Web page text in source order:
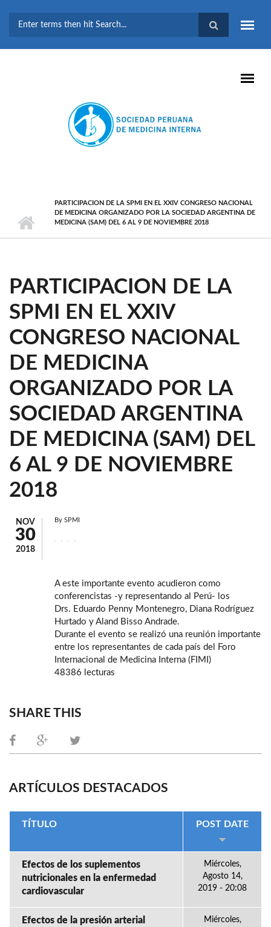
BÚSQUEDA
PARTICIPACION DE LA SPMI EN EL XXIV CONGRESO NACIONAL
DE MEDICINA ORGANIZADO POR LA SOCIEDAD ARGENTINA DE
MEDICINA (SAM) DEL 6 AL 9 DE NOVIEMBRE 2018
PARTICIPACION DE LA
SPMI EN EL XXIV
CONGRESO NACIONAL
DE MEDICINA
ORGANIZADO POR LA
SOCIEDAD ARGENTINA
DE MEDICINA (SAM) DEL
6 AL 9 DE NOVIEMBRE
2018
NOV
30
2018
By SPMI
A este importante evento acudieron como
conferencistas -y representando al Perú- los
Drs. Eduardo Penny Montenegro, Diana Rodríguez
Hurtado y Aland Bisso Andrade.
Durante el evento se realizó una reunión importante
entre los representantes de cada país del Foro
Internacional de Medicina Interna (FIMI)
48386 lecturas
SHARE THIS
ARTÍCULOS DESTACADOS
TÍTULO POST DATE
Efectos de los suplementos
nutricionales en la enfermedad
cardiovascular
Miércoles,
Agosto 14,
2019 - 20:08
Efectos de la presión arterial
Miércoles,